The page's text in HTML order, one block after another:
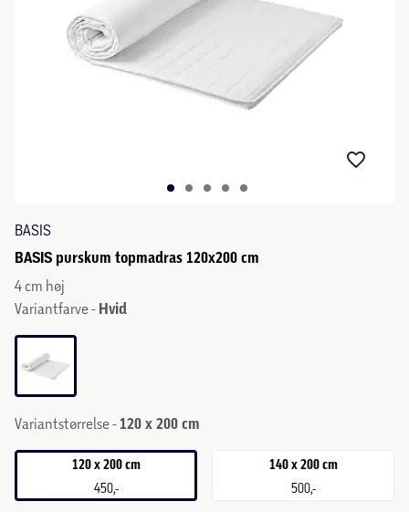
BASIS
BASIS purskum topmadras 120x200 cm
4 cm høj
Variantfarve - Hvid
Variantstørrelse - 120 x 200 cm
120 x 200 cm
450,-
140 x 200 cm
500,-